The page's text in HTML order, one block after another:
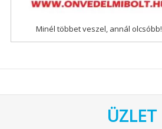
Minél többet veszel, annál olcsóbb!
ÜZLET